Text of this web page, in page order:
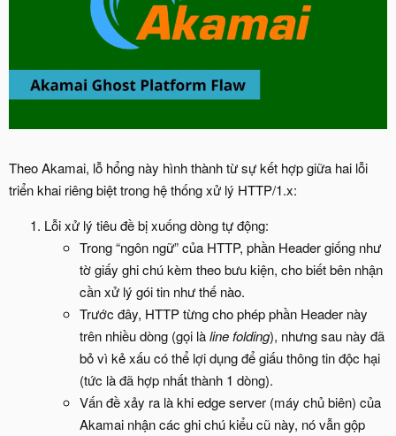
Theo Akamai, lỗ hổng này hình thành từ sự kết hợp giữa hai lỗi
triển khai riêng biệt trong hệ thống xử lý HTTP/1.x:
Lỗi xử lý tiêu đề bị xuống dòng tự động:
Trong “ngôn ngữ” của HTTP, phần Header giống như
tờ giấy ghi chú kèm theo bưu kiện, cho biết bên nhận
cần xử lý gói tin như thế nào.
Trước đây, HTTP từng cho phép phần Header này
trên nhiều dòng (gọi làline folding), nhưng sau này đã
bỏ vì kẻ xấu có thể lợi dụng để giấu thông tin độc hại
(tức là đã hợp nhất thành 1 dòng).
Vấn đề xảy ra là khi edge server (máy chủ biên) của
Akamai nhận các ghi chú kiểu cũ này, nó vẫn gộp